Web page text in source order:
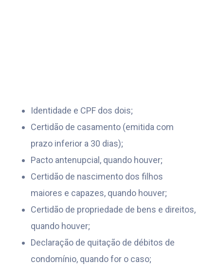
Identidade e CPF dos dois;
Certidão de casamento (emitida com
prazo inferior a 30 dias);
Pacto antenupcial, quando houver;
Certidão de nascimento dos filhos
maiores e capazes, quando houver;
Certidão de propriedade de bens e direitos,
quando houver;
Declaração de quitação de débitos de
condomínio, quando for o caso;